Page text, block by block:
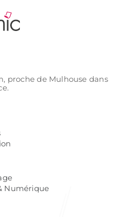
proche de Mulhouse dans
Numérique